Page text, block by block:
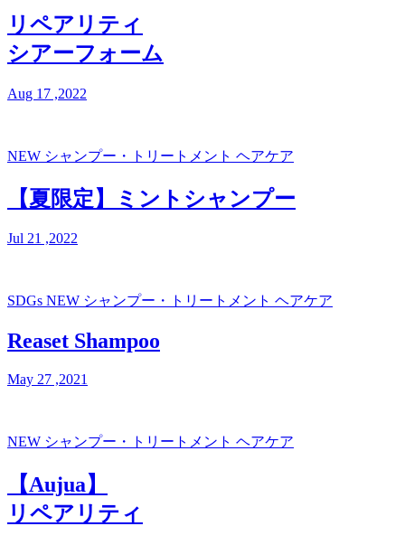
リペアリティ
シアーフォーム
Aug 17 ,2022
NEW シャンプー・トリートメント ヘアケア
【夏限定】ミントシャンプー
Jul 21 ,2022
SDGs NEW シャンプー・トリートメント ヘアケア
Reaset Shampoo
May 27 ,2021
NEW シャンプー・トリートメント ヘアケア
【Aujua】
リペアリティ